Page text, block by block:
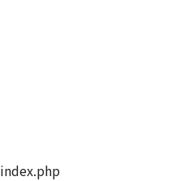
index.php